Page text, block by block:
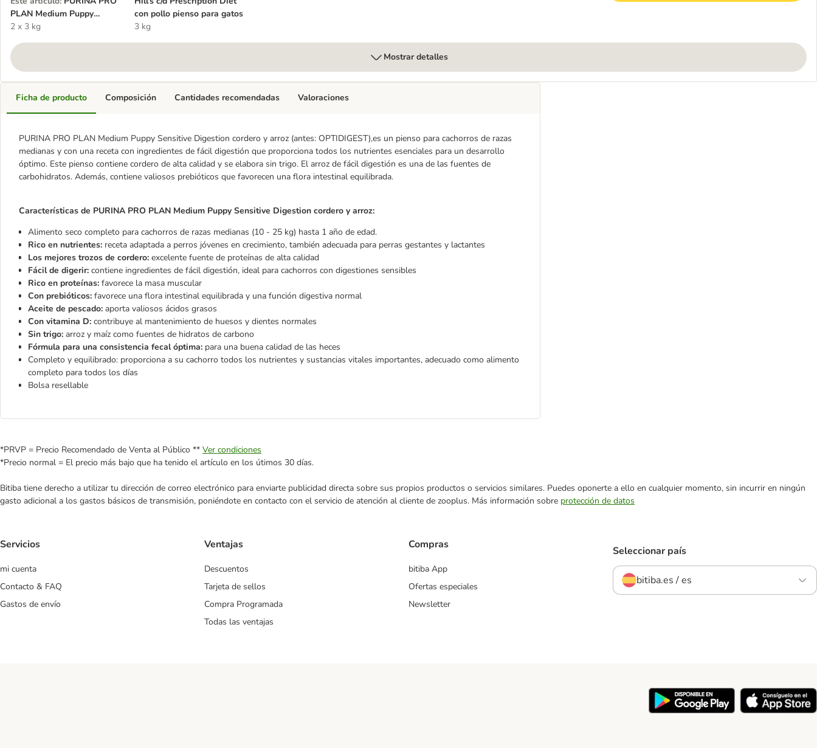
PLAN Medium Puppy
Sensitive Digestion cordero
2 x 3 kg
con pollo pienso para gatos
3 kg
Mostrar detalles
Ficha de producto
PURINA PRO PLAN Medium Puppy Sensitive Digestion cordero y arroz (antes: OPTIDIGEST),es un pienso para cachorros de razas
medianas y con una receta con ingredientes de fácil digestión que proporciona todos los nutrientes esenciales para un desarrollo
óptimo. Este pienso contiene cordero de alta calidad y se elabora sin trigo. El arroz de fácil digestión es una de las fuentes de
carbohidratos. Además, contiene valiosos prebióticos que favorecen una flora intestinal equilibrada.
Características de PURINA PRO PLAN Medium Puppy Sensitive Digestion cordero y arroz:
Alimento seco completo para cachorros de razas medianas (10 - 25 kg) hasta 1 año de edad.
Rico en nutrientes: receta adaptada a perros jóvenes en crecimiento, también adecuada para perras gestantes y lactantes
Los mejores trozos de cordero: excelente fuente de proteínas de alta calidad
Fácil de digerir: contiene ingredientes de fácil digestión, ideal para cachorros con digestiones sensibles
Rico en proteínas: favorece la masa muscular
Con prebióticos: favorece una flora intestinal equilibrada y una función digestiva normal
Aceite de pescado: aporta valiosos ácidos grasos
Con vitamina D: contribuye al mantenimiento de huesos y dientes normales
Sin trigo: arroz y maíz como fuentes de hidratos de carbono
Fórmula para una consistencia fecal óptima: para una buena calidad de las heces
Completo y equilibrado: proporciona a su cachorro todos los nutrientes y sustancias vitales importantes, adecuado como alimento
completo para todos los días
Bolsa resellable
Composición Cantidades recomendadas Valoraciones
*PRVP = Precio Recomendado de Venta al Público ** Ver condiciones
*Precio normal = El precio más bajo que ha tenido el artículo en los útimos 30 días.
Bitiba tiene derecho a utilizar tu dirección de correo electrónico para enviarte publicidad directa sobre sus propios productos o servicios similares. Puedes oponerte a ello en cualquier momento, sin incurrir en ningún
gasto adicional a los gastos básicos de transmisión, poniéndote en contacto con el servicio de atención al cliente de zooplus. Más información sobre protección de datos
Servicios
mi cuenta
Contacto & FAQ
Gastos de envío
Ventajas
Descuentos
Tarjeta de sellos
Compra Programada
Todas las ventajas
Compras
bitiba App
Ofertas especiales
Newsletter
Seleccionar país
bitiba.es / es